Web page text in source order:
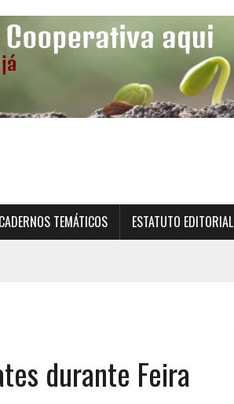
CADERNOS TEMÁTICOS ESTATUTO EDITORIAL
durante Feira